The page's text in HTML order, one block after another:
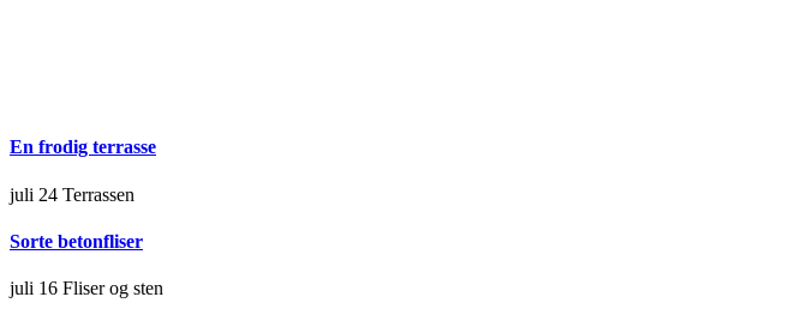
En frodig terrasse
juli 24 Terrassen
Sorte betonfliser
juli 16 Fliser og sten